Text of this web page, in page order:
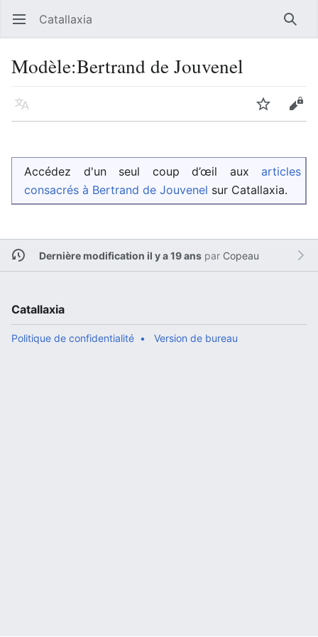
Ouvrir le menu principal Catallaxia
Modèle:Bertrand de Jouvenel
Langue Suivre
Accédez d'un seul coup d’œil aux articles
consacrés à Bertrand de Jouvenel sur Catallaxia.
Dernière modification il y a 19 anspar Copeau
Catallaxia
Politique de confidentialité Version de bureau